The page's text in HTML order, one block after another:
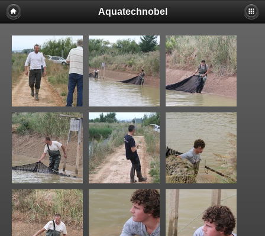
Aquatechnobel